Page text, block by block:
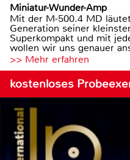
Miniatur-Wunder-Amp
Mit der M-500.4 MD
Generation seiner
Superkompakt und mit
wollen wir uns genauer
>> Mehr erfahren
kostenloses